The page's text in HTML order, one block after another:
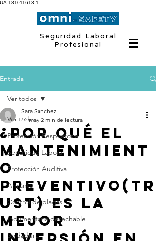
UA-181011613-1
Seguridad Laboral
Profesional
Entrada
Ver todos
Protección Respiratoria
Seguridad Laboral
Protección Auditiva
Amianto
Control de plagas
Indumentaria desechable
Soldadura
Ver todos
¿Por qué el
mantenimient
o
preventivo(TR
UST) es la
mejor
Sara Sánchez
11 may 2 min de lectura